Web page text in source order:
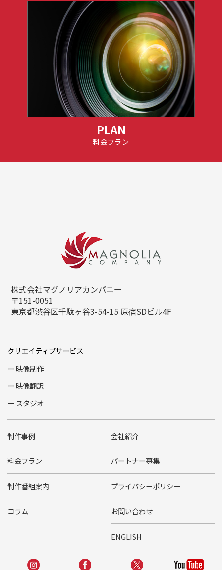
PLAN
料金プラン
株式会社マグノリアカンパニー
〒151-0051
東京都渋谷区千駄ヶ谷3-54-15 原宿SDビル4F
クリエイティブサービス
映像制作
映像翻訳
スタジオ
制作事例
料金プラン
制作番組案内
コラム
会社紹介
パートナー募集
プライバシーポリシー
お問い合わせ
ENGLISH